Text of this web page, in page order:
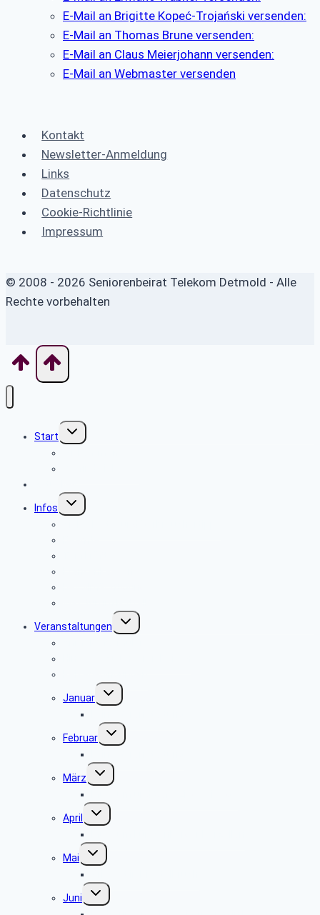
E-Mail an Brigitte Kopeć-Trojański versenden:
E-Mail an Thomas Brune versenden:
E-Mail an Claus Meierjohann versenden:
E-Mail an Webmaster versenden
Kontakt
Newsletter-Anmeldung
Links
Datenschutz
Cookie-Richtlinie
Impressum
© 2008 - 2026 Seniorenbeirat Telekom Detmold - Alle
Rechte vorbehalten
Start
Untermenü
umschalten
Infos
Untermenü
umschalten
Veranstaltungen
Untermenü
umschalten
Januar
Untermenü
umschalten
Februar
Untermenü
umschalten
März
Untermenü
umschalten
April
Untermenü
umschalten
Mai
Untermenü
umschalten
Juni
Untermenü
umschalten